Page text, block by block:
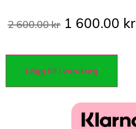
2 600.00kr 1 600.00 kr
Lägg till i varukorg